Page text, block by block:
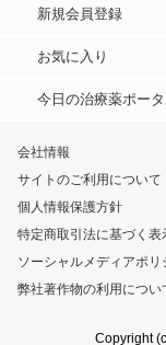
新規会員登録
お気に入り
今日の治療薬ポー
会社情報
サイトのご利用について
個人情報保護方針
特定商取引法に基づく表
ソーシャルメディアポリ
弊社著作物の利用につい
Copyright